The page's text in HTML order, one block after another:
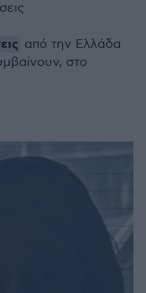
από την Ελλάδα
στο